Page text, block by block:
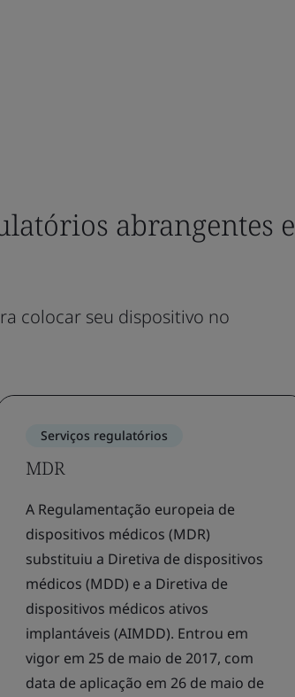
abrangentes e
colocar seu dispositivo no
Serviços regulatórios
MDR
A Regulamentação europeia de
dispositivos médicos (MDR)
substituiu a Diretiva de dispositivos
médicos (MDD) e a Diretiva de
dispositivos médicos ativos
implantáveis (AIMDD). Entrou em
vigor em 25 de maio de 2017, com
data de aplicação em 26 de maio de